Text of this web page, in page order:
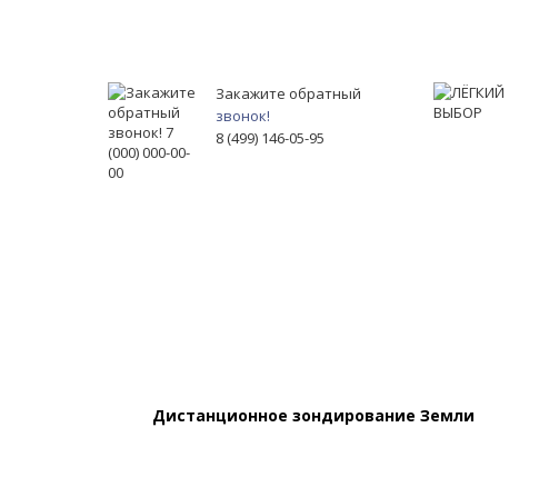
Закажите обратный
звонок!
8 (499) 146-05-95
Дистанционное зондирование Земли